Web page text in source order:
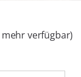
verfügbar)